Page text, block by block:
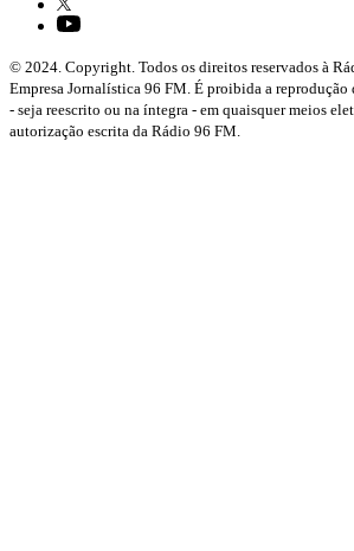
© 2024. Copyright. Todos os direitos reservados à
Empresa Jornalística 96 FM. É proibida a
- seja reescrito ou na íntegra - em quaisquer meios
autorização escrita da Rádio 96 FM.